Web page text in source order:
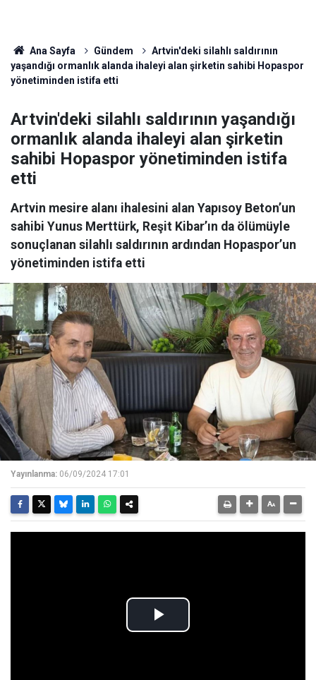
Ana Sayfa Gündem
Artvin'deki silahlı saldırının
yaşandığı ormanlık alanda ihaleyi alan şirketin sahibi Hopaspor
yönetiminden istifa etti
Artvin'deki silahlı saldırının yaşandığı
ormanlık alanda ihaleyi alan şirketin
sahibi Hopaspor yönetiminden istifa
etti
Artvin mesire alanı ihalesini alan Yapısoy Beton’un
sahibi Yunus Merttürk, Reşit Kibar’ın da ölümüyle
sonuçlanan silahlı saldırının ardından Hopaspor’un
yönetiminden istifa etti
Yayınlanma: 06/09/2024 17:01